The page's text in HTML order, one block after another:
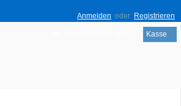
Anmelden oder Registrieren
Kasse